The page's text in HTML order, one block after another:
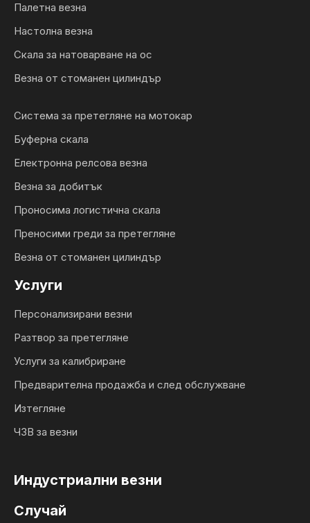
Палетна везна
Настолна везна
Скала за натоварване на ос
Везна от стоманен цилиндър
Система за претегляне на мотокар
Буферна скала
Електронна релсова везна
Везна за добитък
Проносима логистична скала
Преносими греди за претегляне
Везна от стоманен цилиндър
Услуги
Персонализирани везни
Разтвор за претегляне
Услуги за калибриране
Предварителна продажба и след обслужване
Изтегляне
ЧЗВ за везни
Индустриални везни
Случай